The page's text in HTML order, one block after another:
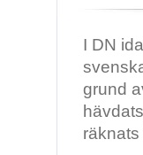
I DN
grund